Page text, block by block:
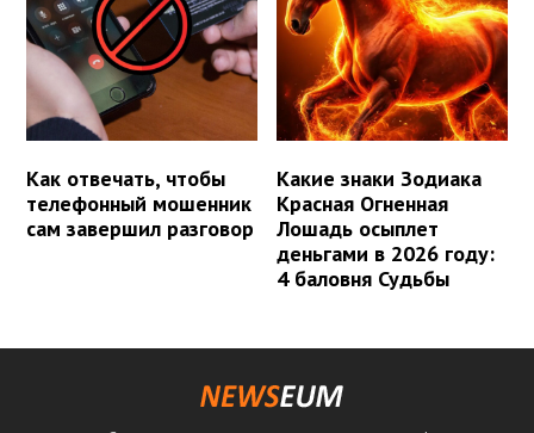
Как отвечать, чтобы
телефонный мошенник
сам завершил разговор
Какие знаки Зодиака
Красная Огненная
Лошадь осыплет
деньгами в 2026 году:
4 баловня Судьбы